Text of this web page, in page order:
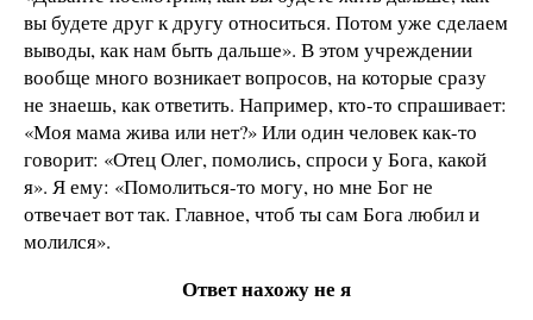
вы будете друг к другу относиться. Потом уже сделаем
выводы, как нам быть дальше». В этом учреждении
вообще много возникает вопросов, на которые сразу
не знаешь, как ответить. Например, кто-то спрашивает:
«Моя мама жива или нет?» Или один человек как-то
говорит: «Отец Олег, помолись, спроси у Бога, какой
я». Я ему: «Помолиться-то могу, но мне Бог не
отвечает вот так. Главное, чтоб ты сам Бога любил и
молился».
Ответ нахожу не я